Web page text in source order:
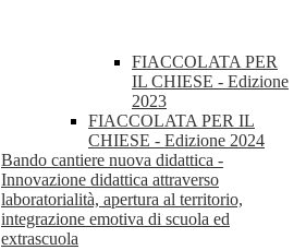
FIACCOLATA PER
IL CHIESE - Edizione
2023
FIACCOLATA PER IL
CHIESE - Edizione 2024
Bando cantiere nuova didattica -
Innovazione didattica attraverso
laboratorialità, apertura al territorio,
integrazione emotiva di scuola ed
extrascuola